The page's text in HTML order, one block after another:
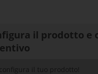
il prodotto e
il tuo prodotto!